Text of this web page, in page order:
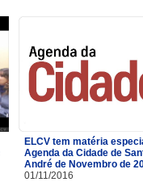
ELCV tem matéria
Agenda da Cidade de
André de Novembro de
01/11/2016